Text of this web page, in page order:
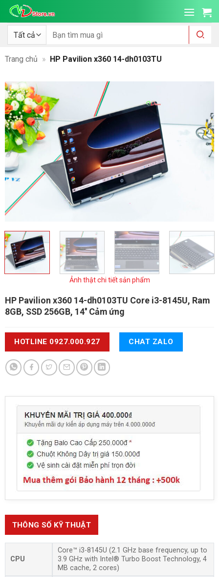
qua
dung
Tìm
kiếm:
Trang chủ » HP Pavilion x360 14-dh0103TU
Ảnh thật chi tiết sản phẩm
HP Pavilion x360 14-dh0103TU Core i3-8145U, Ram
8GB, SSD 256GB, 14'' Cảm ứng
HOTLINE 0927.000.927 CHAT ZALO
THÔNG SỐ KỸ THUẬT
CPU
Core™ i3-8145U (2.1 GHz base frequency, up to
3.9 GHz with Intel® Turbo Boost Technology, 4
MB cache, 2 cores)